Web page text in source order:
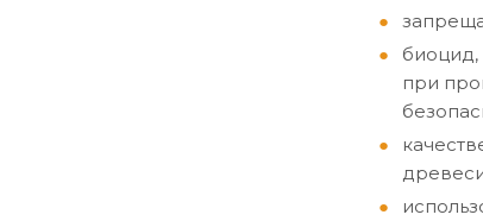
биоцид,
при